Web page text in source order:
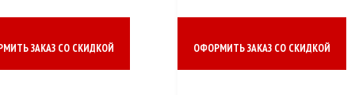
ЗАКАЗ СО СКИДКОЙ ОФОРМИТЬ ЗАКАЗ СО СКИДКОЙ